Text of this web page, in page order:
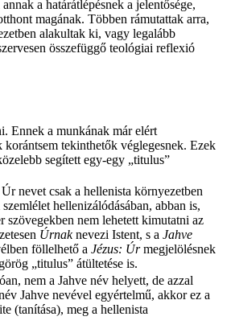
a határátlépésnek a jelentősége,
magának. Többen rámutattak arra,
alakultak ki, vagy legalább
összefüggő teológiai reflexió
Ennek a munkának már elért
tekinthetők véglegesnek. Ezek
segített egy-egy „titulus”
nevet csak a hellenista környezetben
hellenizálódásában, abban is,
nem lehetett kimutatni az
Úrnaknevezi Istent, s aJahve
föllelhető aJézus: Úrmegjelölésnek
„titulus” átültetése is.
nem a Jahve név helyett, de azzal
Jahve nevével egyértelmű, akkor ez a
(tanítása), meg a hellenista